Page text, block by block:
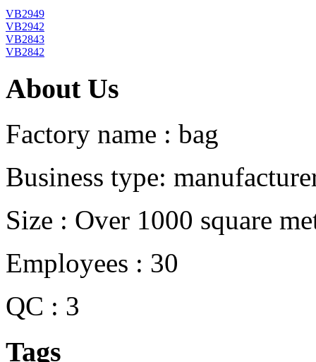
VB2949
VB2942
VB2843
VB2842
About Us
Factory name : bag
Business type:
Size : Over 1000 square
Employees : 30
QC : 3
Tags